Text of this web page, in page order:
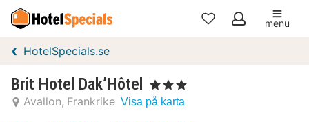
Mina
menu
HotelSpecials.se
Brit Hotel Dak’Hôtel , 3 Stjärnor
Avallon Frankrike Visa på karta